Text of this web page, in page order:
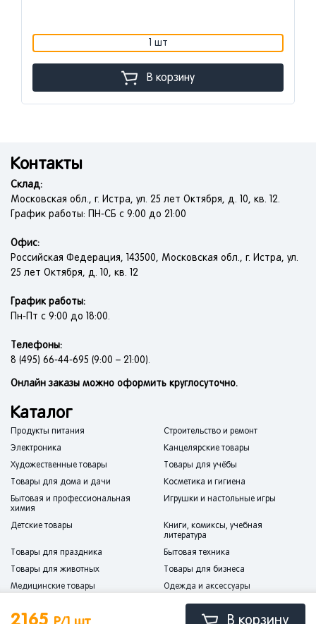
В корзину
1 шт
В корзину
Контакты
Склад:
Московская обл., г. Истра, ул. 25 лет Октября, д. 10, кв. 12.
График работы: ПН-СБ с 9:00 до 21:00
Офис:
Российская Федерация, 143500, Московская обл., г. Истра, ул.
25 лет Октября, д. 10, кв. 12
График работы:
Пн-Пт с 9:00 до 18:00.
Телефоны:
8 (495) 66-44-695 (9:00 – 21:00).
Онлайн заказы можно оформить круглосуточно.
Каталог
Продукты питания
Строительство и ремонт
Электроника
Канцелярские товары
Художественные товары
Товары для учёбы
Товары для дома и дачи
Косметика и гигиена
Бытовая и профессиональная
химия
Игрушки и настольные игры
Детские товары
Книги, комиксы, учебная
литература
Товары для праздника
Бытовая техника
Товары для животных
Товары для бизнеса
Медицинские товары
Одежда и аксессуары
Мебель
Сантехника
Товары для авто и мототехники